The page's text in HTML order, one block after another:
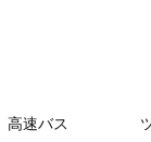
高速バス